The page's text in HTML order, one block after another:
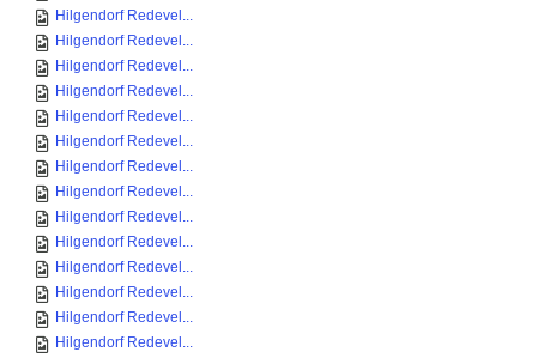
Hilgendorf Redevel...
Hilgendorf Redevel...
Hilgendorf Redevel...
Hilgendorf Redevel...
Hilgendorf Redevel...
Hilgendorf Redevel...
Hilgendorf Redevel...
Hilgendorf Redevel...
Hilgendorf Redevel...
Hilgendorf Redevel...
Hilgendorf Redevel...
Hilgendorf Redevel...
Hilgendorf Redevel...
Hilgendorf Redevel...